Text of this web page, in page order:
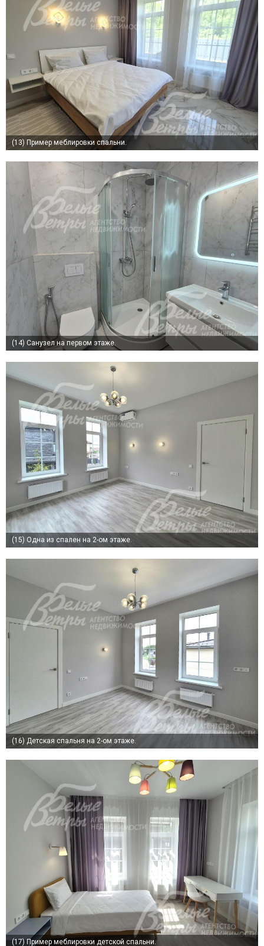
(13) Пример меблировки спальни.
(14) Санузел на первом этаже.
(15) Одна из спален на 2-ом этаже.
(16) Детская спальня на 2-ом этаже.
(17)Пример меблировки детской спальни.